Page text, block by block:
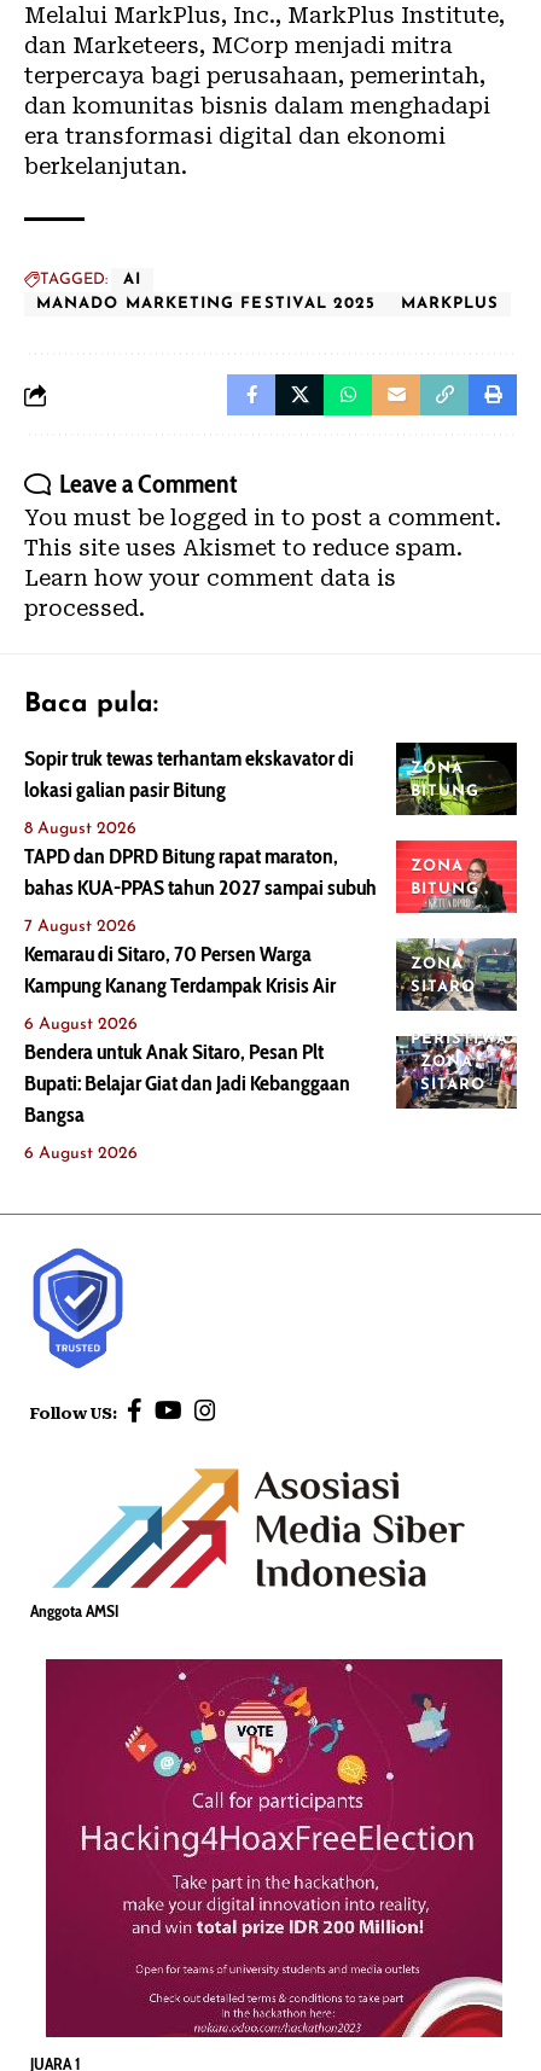
Melalui MarkPlus, Inc., MarkPlus Institute,
dan Marketeers, MCorp menjadi mitra
terpercaya bagi perusahaan, pemerintah,
dan komunitas bisnis dalam menghadapi
era transformasi digital dan ekonomi
berkelanjutan.
TAGGED:
AI
MANADO MARKETING FESTIVAL 2025
MARKPLUS
Leave a Comment
You must be logged in to post a comment.
This site uses Akismet to reduce spam.
Learn how your comment data is
processed.
Baca pula:
ZONA
BITUNG
Sopir truk tewas terhantam ekskavator di
lokasi galian pasir Bitung
8 August 2026
ZONA
BITUNG
TAPD dan DPRD Bitung rapat maraton,
bahas KUA-PPAS tahun 2027 sampai subuh
7 August 2026
ZONA
SITARO
Kemarau di Sitaro, 70 Persen Warga
Kampung Kanang Terdampak Krisis Air
6 August 2026
PERISTIWA
ZONA
SITARO
Bendera untuk Anak Sitaro, Pesan Plt
Bupati: Belajar Giat dan Jadi Kebanggaan
Bangsa
6 August 2026
Follow US:
Anggota AMSI
JUARA 1